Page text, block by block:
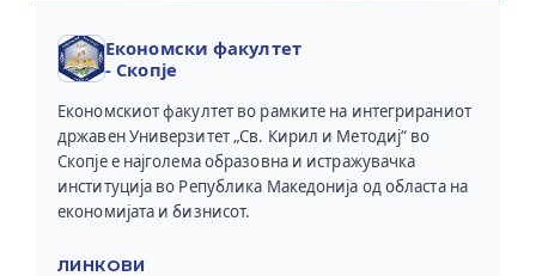
Економски факултет
- Скопје
Економскиот факултет во рамките на интегрираниот
државен Универзитет „Св. Кирил и Методиј“ во
Скопје е најголема образовна и истражувачка
институција во Република Македонија од областа на
економијата и бизнисот.
ЛИНКОВИ